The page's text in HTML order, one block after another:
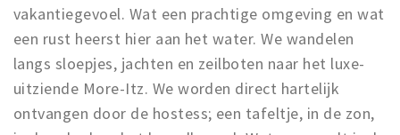
vakantiegevoel. Wat een prachtige omgeving en wat
een rust heerst hier aan het water. We wandelen
langs sloepjes, jachten en zeilboten naar het luxe-
uitziende More-Itz. We worden direct hartelijk
ontvangen door de hostess; een tafeltje, in de zon,